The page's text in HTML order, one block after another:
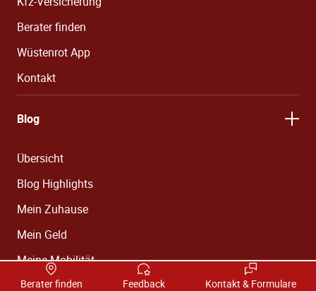
Berater finden Feedback Kontakt & Formulare
Berater finden
Wüstenrot App
Kontakt
Blog
Übersicht
Blog Highlights
Mein Zuhause
Mein Geld
Meine Mobilität
Meine Karriere